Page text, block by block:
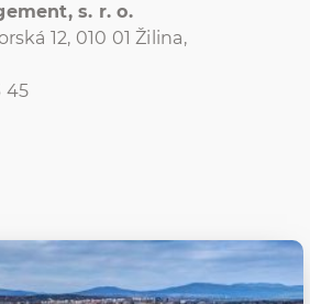
s. r. o.
12, 010 01 Žilina,
45